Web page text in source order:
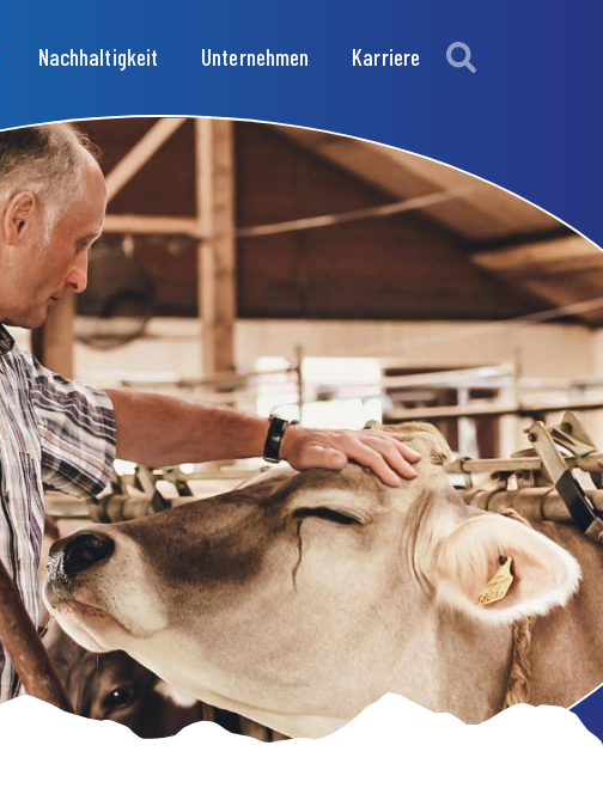
Nachhaltigkeit Unternehmen Karriere